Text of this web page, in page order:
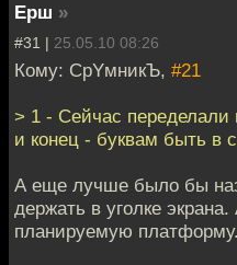
Ерш »
#31 | 25.05.10 08:26
Кому: CpYмникЪ, #21
> 1 - Сейчас
и конец - буквам быть в
А еще лучше было бы
держать в уголке
планируемую платформу.